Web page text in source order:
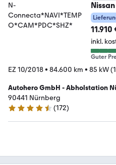
11.910
inkl.
Guter
EZ 10/2018• 84.600 km • 85 kW
Autohero GmbH - Abholstation
90441 Nürnberg
4.5 Sterne
(172)